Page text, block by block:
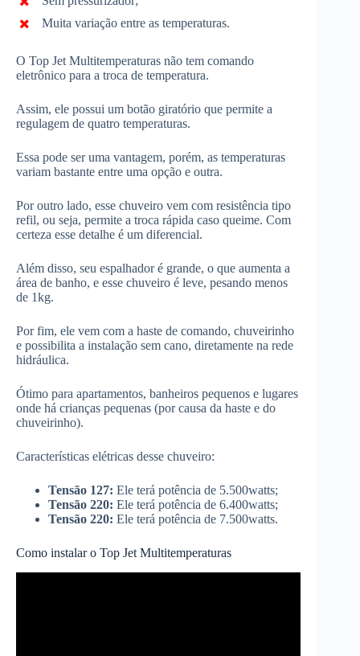
Muita variação entre as temperaturas.
O Top Jet Multitemperaturas não tem comando
eletrônico para a troca de temperatura.
Assim, ele possui um botão giratório que permite a
regulagem de quatro temperaturas.
Essa pode ser uma vantagem, porém, as temperaturas
variam bastante entre uma opção e outra.
Por outro lado, esse chuveiro vem com resistência tipo
refil, ou seja, permite a troca rápida caso queime. Com
certeza esse detalhe é um diferencial.
Além disso, seu espalhador é grande, o que aumenta a
área de banho, e esse chuveiro é leve, pesando menos
de 1kg.
Por fim, ele vem com a haste de comando, chuveirinho
e possibilita a instalação sem cano, diretamente na rede
hidráulica.
Ótimo para apartamentos, banheiros pequenos e lugares
onde há crianças pequenas (por causa da haste e do
chuveirinho).
Características elétricas desse chuveiro:
Tensão 127: Ele terá potência de 5.500watts;
Tensão 220: Ele terá potência de 6.400watts;
Tensão 220: Ele terá potência de 7.500watts.
Como instalar o Top Jet Multitemperaturas